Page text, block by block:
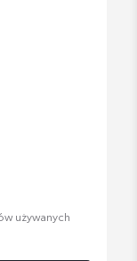
używanych